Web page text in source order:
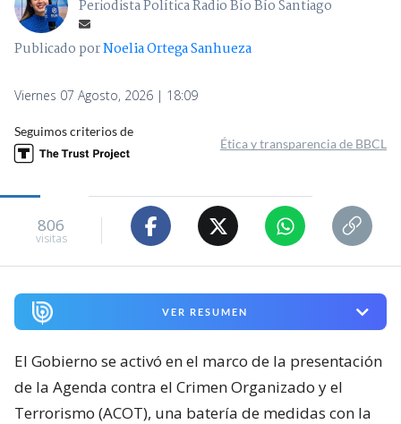
Periodista Política Radio Bío Bío Santiago
Publicado porNoelia Ortega Sanhueza
Viernes 07 Agosto, 2026 | 18:09
Seguimos criterios de
Ética y transparencia de BBCL
806
visitas
VER RESUMEN
El Gobierno se activó en el marco de la presentación
de la Agenda contra el Crimen Organizado y el
Terrorismo (ACOT), una batería de medidas con la